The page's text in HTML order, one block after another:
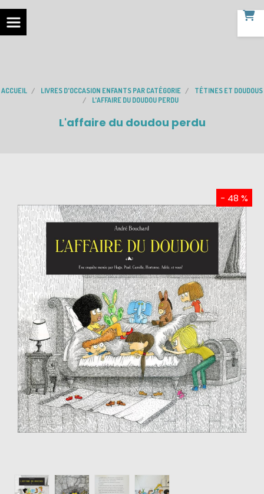
ACCUEIL LIVRES D'OCCASION ENFANTS PAR CATÉGORIE
TÉTINES ET DOUDOUS
L'AFFAIRE DU DOUDOU PERDU
L'affaire du doudou perdu
- 48 %